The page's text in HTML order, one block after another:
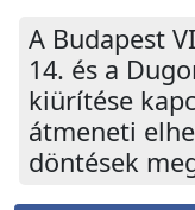
A Budapest
14. és a
kiürítése
átmeneti
döntések